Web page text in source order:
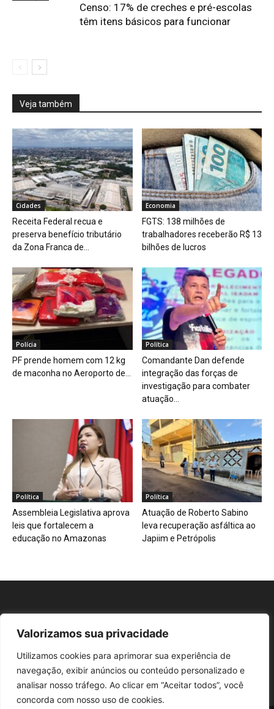
Valorizamos sua privacidade
Utilizamos cookies para aprimorar sua experiência de
navegação, exibir anúncios ou conteúdo personalizado e
analisar nosso tráfego. Ao clicar em “Aceitar todos”, você
concorda com nosso uso de cookies.
Censo: 17% de creches e pré-escolas
têm itens básicos para funcionar
Veja também
Cidades
Receita Federal recua e
preserva benefício tributário
da Zona Franca de...
Economia
FGTS: 138 milhões de
trabalhadores receberão R$ 13
bilhões de lucros
Polícia
PF prende homem com 12 kg
de maconha no Aeroporto de...
Política
Comandante Dan defende
integração das forças de
investigação para combater
atuação...
Política
Assembleia Legislativa aprova
leis que fortalecem a
educação no Amazonas
Política
Atuação de Roberto Sabino
leva recuperação asfáltica ao
Japiim e Petrópolis
Repórter AM